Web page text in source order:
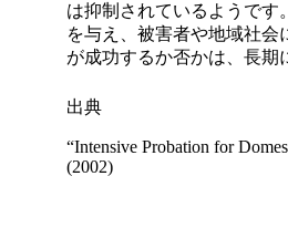
は抑制されているようです
を与え、被害者や地域社
が成功するか否かは、長期
出典
“Intensive Probation for
(2002)